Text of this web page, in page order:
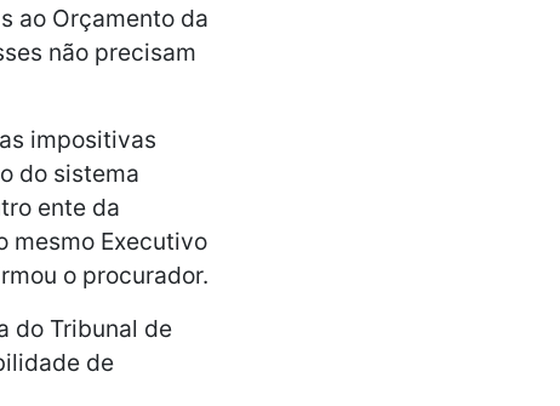
ao Orçamento da
não precisam
impositivas
do sistema
ente da
mesmo Executivo
o procurador.
do Tribunal de
de